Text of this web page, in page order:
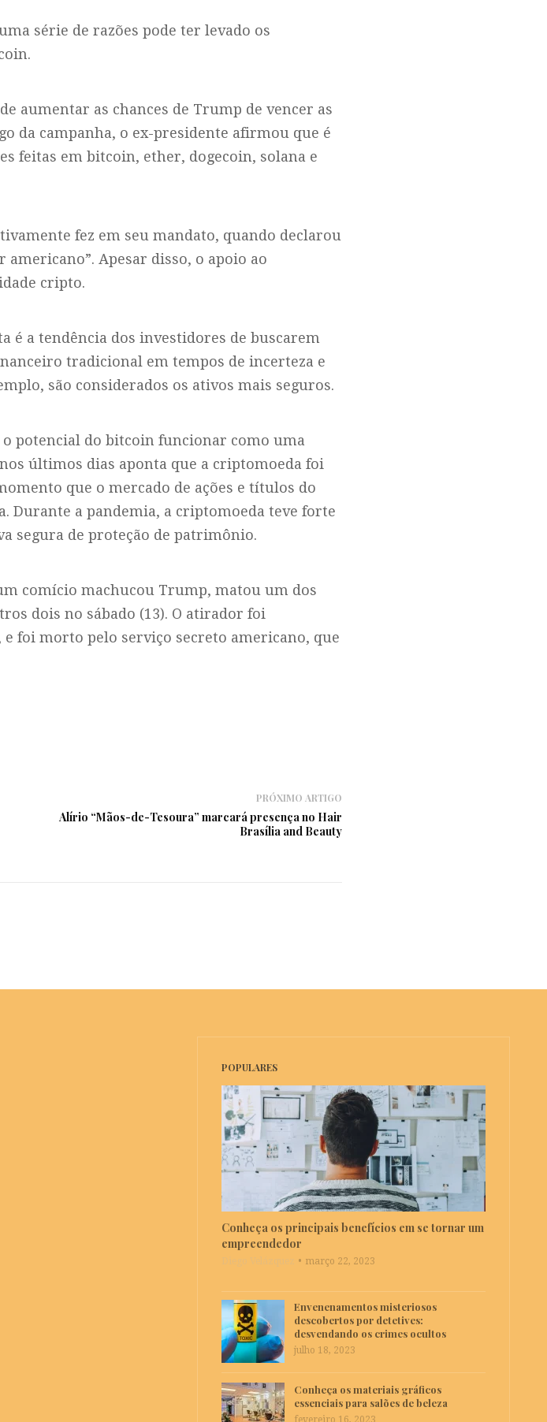
série de razões pode ter levado os
aumentar as chances de Trump de vencer as
da campanha, o ex-presidente afirmou que é
feitas em bitcoin, ether, dogecoin, solana e
fez em seu mandato, quando declarou
Apesar disso, o apoio ao
cripto.
é a tendência dos investidores de buscarem
tradicional em tempos de incerteza e
são considerados os ativos mais seguros.
potencial do bitcoin funcionar como uma
últimos dias aponta que a criptomoeda foi
que o mercado de ações e títulos do
Durante a pandemia, a criptomoeda teve forte
segura de proteção de patrimônio.
comício machucou Trump, matou um dos
dois no sábado (13). O atirador foi
foi morto pelo serviço secreto americano, que
PRÓXIMO ARTIGO
Alírio “Mãos-de-Tesoura” marcará presença no Hair
Brasília and Beauty
POPULARES
Conheça os principais benefícios em se tornar um
empreendedor
março 22, 2023
Envenenamentos misteriosos
descobertos por detetives:
desvendando os crimes ocultos
julho 18, 2023
Conheça os materiais gráficos
essenciais para salões de beleza
fevereiro 16, 2023